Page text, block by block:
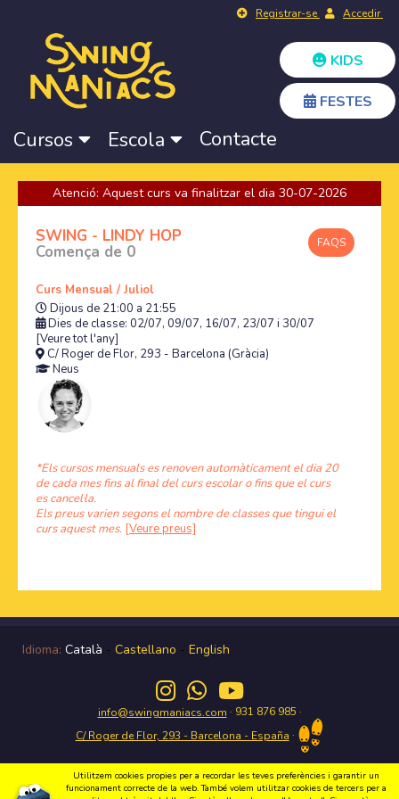
Registrar-se Accedir
KIDS
FESTES
Cursos Escola Contacte
Atenció: Aquest curs va finalitzar el dia 30-07-2026
FAQS
SWING - LINDY HOP
Comença de 0
Curs Mensual / Juliol
Dijous de 21:00 a 21:55
Dies de classe: 02/07, 09/07, 16/07, 23/07 i 30/07
[Veure tot l'any]
C/ Roger de Flor, 293 - Barcelona (Gràcia)
Neus
*Els cursos mensuals es renoven automàticament el dia 20
de cada mes fins al final del curs escolar o fins que el curs
es cancel·la.
Els preus varien segons el nombre de classes que tingui el
curs aquest mes. [Veure preus]
Idioma: Català - Castellano - English
info@swingmaniacs.com · 931 876 985 ·
C/ Roger de Flor, 293 - Barcelona - España ·
Utilitzem cookies propies per a recordar les teves preferències i garantir un
funcionament correcte de la web. També volem utilitzar cookies de tercers per a